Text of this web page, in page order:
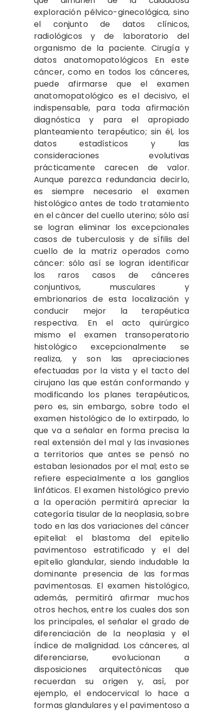
exploración pélvico-ginecológica, sino
el conjunto de datos clínicos,
radiológicos y de laboratorio del
organismo de la paciente. Cirugía y
datos anatomopatológicos En este
cáncer, como en todos los cánceres,
puede afirmarse que el examen
anatomopatológico es el decisivo, el
indispensable, para toda afirmación
diagnóstica y para el apropiado
planteamiento terapéutico; sin él, los
datos estadísticos y las
consideraciones evolutivas
prácticamente carecen de valor.
Aunque parezca redundancia decirlo,
es siempre necesario el examen
histológico antes de todo tratamiento
en el cáncer del cuello uterino; sólo así
se logran eliminar los excepcionales
casos de tuberculosis y de sífilis del
cuello de la matriz operados como
cáncer: sólo así se logran identificar
los raros casos de cánceres
conjuntivos, musculares y
embrionarios de esta localización y
conducir mejor la terapéutica
respectiva. En el acto quirúrgico
mismo el examen transoperatorio
histológico excepcionalmente se
realiza, y son las apreciaciones
efectuadas por la vista y el tacto del
cirujano las que están conformando y
modificando los planes terapéuticos,
pero es, sin embargo, sobre todo el
examen histológico de lo extirpado, lo
que va a señalar en forma precisa la
real extensión del mal y las invasiones
a territorios que antes se pensó no
estaban lesionados por el mal; esto se
refiere especialmente a los ganglios
linfáticos. El examen histológico previo
a la operación permitirá apreciar la
categoría tisular de la neoplasia, sobre
todo en las dos variaciones del cáncer
epitelial: el blastoma del epitelio
pavimentoso estratificado y el del
epitelio glandular, siendo indudable la
dominante presencia de las formas
pavimentosas. El examen histológico,
además, permitirá afirmar muchos
otros hechos, entre los cuales dos son
los principales, el señalar el grado de
diferenciación de la neoplasia y el
índice de malignidad. Los cánceres, al
diferenciarse, evolucionan a
disposiciones arquitectónicas que
recuerdan su origen y, así, por
ejemplo, el endocervical lo hace a
formas glandulares y el pavimentoso a